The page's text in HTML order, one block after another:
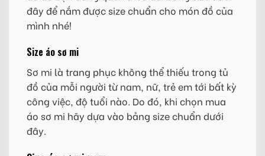
đây để nắm được size chuẩn cho món đồ của
mình nhé!
Size áo sơ mi
Sơ mi là trang phục không thể thiếu trong tủ
đồ của mỗi người từ nam, nữ, trẻ em tới bất kỳ
công việc, độ tuổi nào. Do đó, khi chọn mua
áo sơ mi hãy dựa vào bảng size chuẩn dưới
đây.